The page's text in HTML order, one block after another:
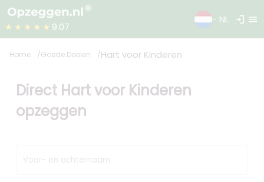
★★★★★ 9.07
- NL login menu
Home Goede Doelen Hart voor Kinderen
Direct Hart voor Kinderen
opzeggen
Voor- en achternaam